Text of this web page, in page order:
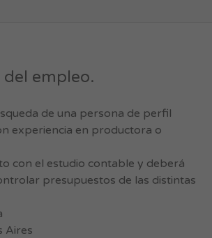
empleo.
de una persona de perfil
experiencia en productora o
con el estudio contable y deberá
presupuestos de las distintas
Aires